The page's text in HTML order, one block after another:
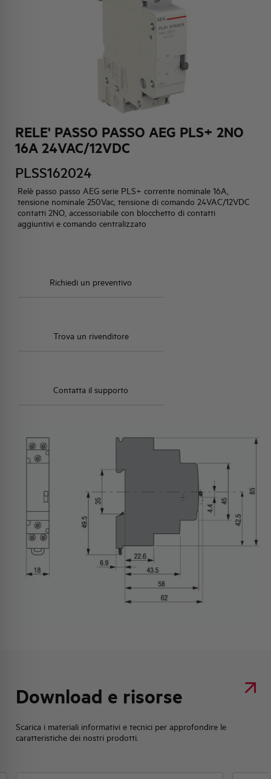
RELE' PASSO PASSO AEG PLS+ 2NO
16A 24VAC/12VDC
PLSS162024
Relè passo passo AEG serie PLS+ corrente nominale 16A,
tensione nominale 250Vac, tensione di comando 24VAC/12VDC
contatti 2NO, accessoriabile con blocchetto di contatti
aggiuntivi e comando centralizzato
Richiedi un preventivo
Trova un rivenditore
Contatta il supporto
Download e risorse
Scarica i materiali informativi e tecnici per approfondire le
caratteristiche dei nostri prodotti.
IMPEGNO SOCIALE